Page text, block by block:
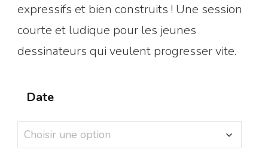
expressifs et bien construits ! Une session
courte et ludique pour les jeunes
dessinateurs qui veulent progresser vite.
Date